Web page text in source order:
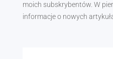
moich subskrybentów. W
informacje o nowych